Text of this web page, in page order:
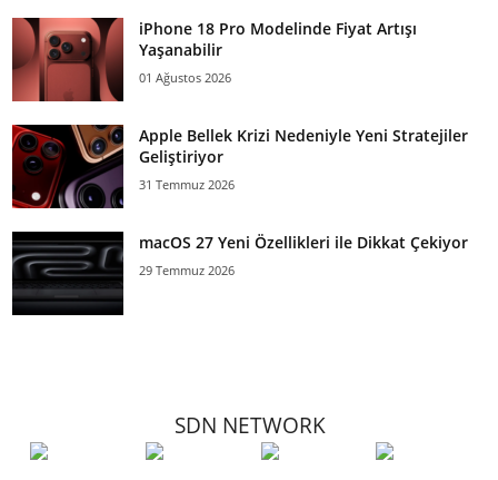
iPhone 18 Pro Modelinde Fiyat Artışı
Yaşanabilir
01 Ağustos 2026
Apple Bellek Krizi Nedeniyle Yeni Stratejiler
Geliştiriyor
31 Temmuz 2026
macOS 27 Yeni Özellikleri ile Dikkat Çekiyor
29 Temmuz 2026
SDN NETWORK